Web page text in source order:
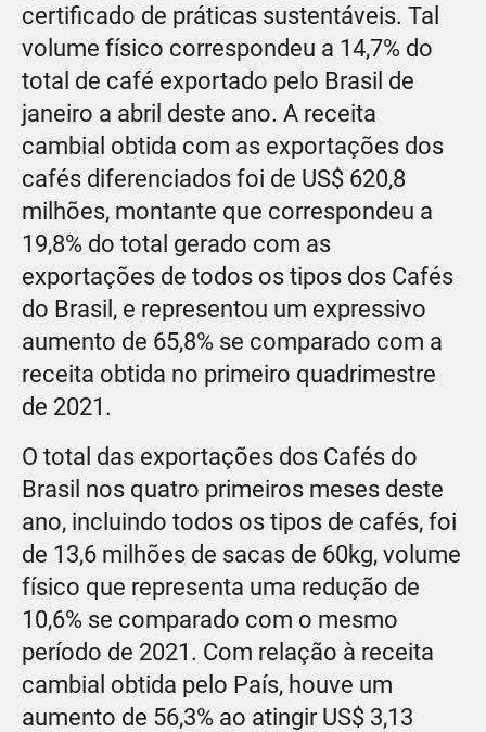
certificado de práticas sustentáveis. Tal
volume físico correspondeu a 14,7% do
total de café exportado pelo Brasil de
janeiro a abril deste ano. A receita
cambial obtida com as exportações dos
cafés diferenciados foi de US$ 620,8
milhões, montante que correspondeu a
19,8% do total gerado com as
exportações de todos os tipos dos Cafés
do Brasil, e representou um expressivo
aumento de 65,8% se comparado com a
receita obtida no primeiro quadrimestre
de 2021.
O total das exportações dos Cafés do
Brasil nos quatro primeiros meses deste
ano, incluindo todos os tipos de cafés, foi
de 13,6 milhões de sacas de 60kg, volume
físico que representa uma redução de
10,6% se comparado com o mesmo
período de 2021. Com relação à receita
cambial obtida pelo País, houve um
aumento de 56,3% ao atingir US$ 3,13